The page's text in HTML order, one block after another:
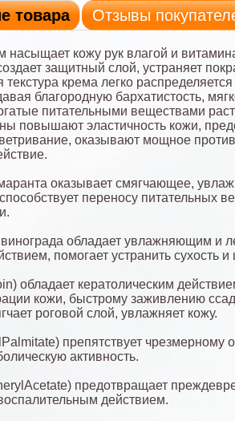
товара Отзывы
насыщает кожу рук влагой и
защитный слой, устраняет
крема легко
благородную бархатистость,
питательными веществами
повышают эластичность кожи,
оказывают мощное
оказывает смягчающее,
переносу питательных
винограда обладает увлажняющим и
помогает устранить сухость
обладает кератолическим
кожи, быстрому заживлению
роговой слой, увлажняет кожу.
препятствует чрезмерному
активность.
предотвращает
действием.